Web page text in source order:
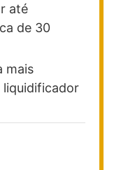
até
de 30
mais
liquidificador